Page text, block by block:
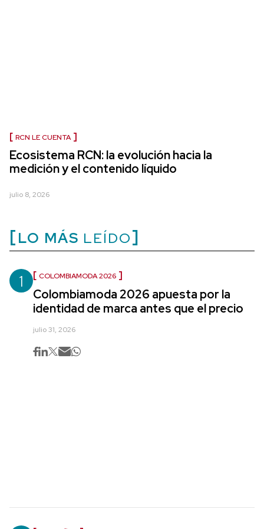
RCN LE CUENTA
Ecosistema RCN: la evolución hacia la
medición y el contenido líquido
julio 8, 2026
LO MÁS LEÍDO
1 COLOMBIAMODA 2026
Colombiamoda 2026 apuesta por la
identidad de marca antes que el precio
julio 31, 2026